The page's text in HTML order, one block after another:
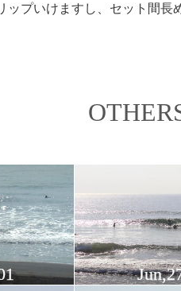
プいけますし、セット間長